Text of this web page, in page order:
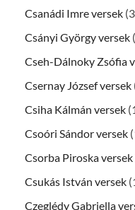
Csanádi Imre versek
Csányi György versek
Cseh-Dálnoky Zsófia
Csernay József versek
Csiha Kálmán versek
Csoóri Sándor versek
Csorba Piroska versek
Csukás István versek
Czeglédy Gabriella